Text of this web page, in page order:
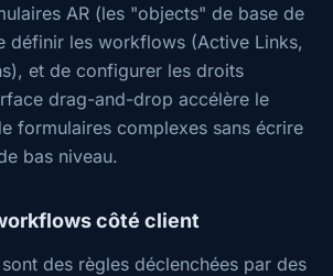
AR (les "objects" de base de
définir les workflows (Active Links,
et de configurer les droits
drag-and-drop accélère le
formulaires complexes sans écrire
bas niveau.
côté client
sont des règles déclenchées par des